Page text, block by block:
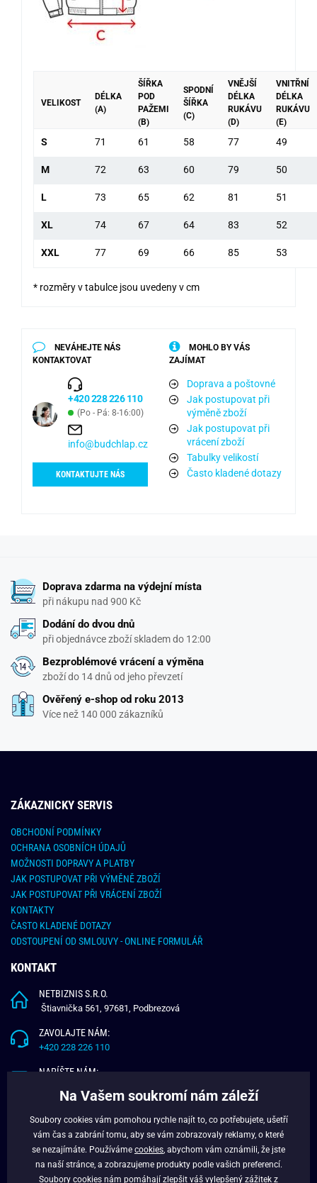
VELIKOST
DÉLKA
(A)
ŠÍŘKA
POD
PAŽEMI
(B)
SPODNÍ
ŠÍŘKA
(C)
VNĚJŠÍ
DÉLKA
RUKÁVU
(D)
VNITŘNÍ
DÉLKA
RUKÁVU
(E)
S 71 61 58 77 49
M 72 63 60 79 50
L 73 65 62 81 51
XL 74 67 64 83 52
XXL 77 69 66 85 53
* rozměry v tabulce jsou uvedeny v cm
NEVÁHEJTE NÁS
KONTAKTOVAT
+420 228 226 110
(Po - Pá: 8-16:00)
info@budchlap.cz
KONTAKTUJTE NÁS
MOHLO BY VÁS
ZAJÍMAT
Doprava a poštovné
Jak postupovat při
výměně zboží
Jak postupovat při
vrácení zboží
Tabulky velikostí
Často kladené dotazy
Doprava zdarma na výdejní místa
při nákupu nad 900 Kč
Dodání do dvou dnů
při objednávce zboží skladem do 12:00
Bezproblémové vrácení a výměna
zboží do 14 dnů od jeho převzetí
Ověřený e-shop od roku 2013
Více než 140 000 zákazníků
ZÁKAZNICKY SERVIS
OBCHODNÍ PODMÍNKY
OCHRANA OSOBNÍCH ÚDAJŮ
MOŽNOSTI DOPRAVY A PLATBY
JAK POSTUPOVAT PŘI VÝMĚNĚ ZBOŽÍ
JAK POSTUPOVAT PŘI VRÁCENÍ ZBOŽÍ
KONTAKTY
ČASTO KLADENÉ DOTAZY
ODSTOUPENÍ OD SMLOUVY - ONLINE FORMULÁŘ
KONTAKT
NETBIZNIS S.R.O.
Štiavnička 561, 97681, Podbrezová
ZAVOLAJTE NÁM:
+420 228 226 110
NAPÍŠTE NÁM:
O NÁS
VĚRNOSTNÍ PROGRAM
Na Vašem soukromí nám záleží
Soubory cookies vám pomohou rychle najít to, co potřebujete, ušetří
vám čas a zabrání tomu, aby se vám zobrazovaly reklamy, o které
se nezajímáte. Používáme cookies , abychom vám oznámili, že jste
na naší stránce, a zobrazujeme produkty podle vašich preferencí.
Soubory cookies nám pomáhají zlepšit váš vylepšený zážitek z